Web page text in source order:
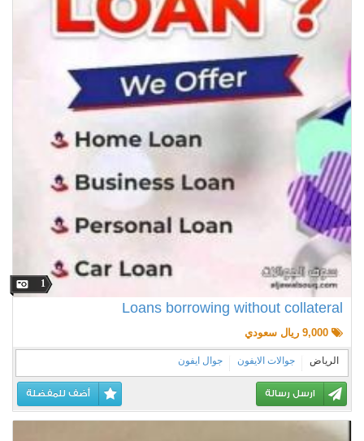
1
Loans borrowing without collateral
الرياض جوالات الايفون جوال ايفون
ارسل رسالة أضف للمفضلة